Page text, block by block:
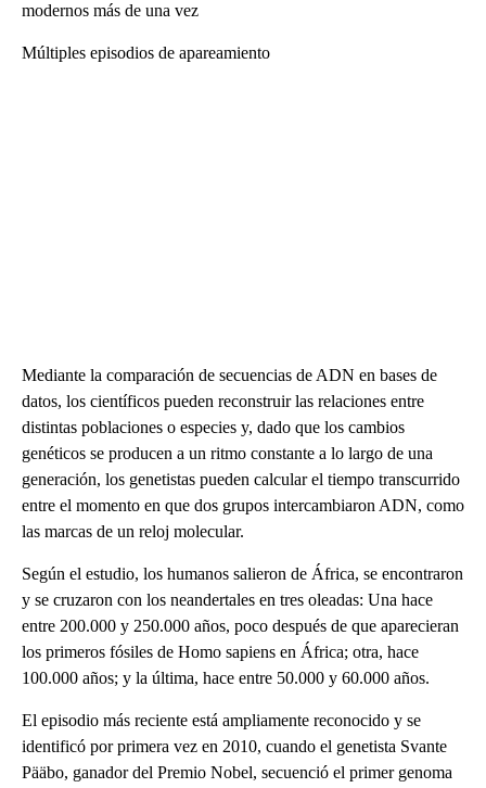
modernos más de una vez
Múltiples episodios de apareamiento
Mediante la comparación de secuencias de ADN en bases de
datos, los científicos pueden reconstruir las relaciones entre
distintas poblaciones o especies y, dado que los cambios
genéticos se producen a un ritmo constante a lo largo de una
generación, los genetistas pueden calcular el tiempo transcurrido
entre el momento en que dos grupos intercambiaron ADN, como
las marcas de un reloj molecular.
Según el estudio, los humanos salieron de África, se encontraron
y se cruzaron con los neandertales en tres oleadas: Una hace
entre 200.000 y 250.000 años, poco después de que aparecieran
los primeros fósiles de Homo sapiens en África; otra, hace
100.000 años; y la última, hace entre 50.000 y 60.000 años.
El episodio más reciente está ampliamente reconocido y se
identificó por primera vez en 2010, cuando el genetista Svante
Pääbo, ganador del Premio Nobel, secuenció el primer genoma